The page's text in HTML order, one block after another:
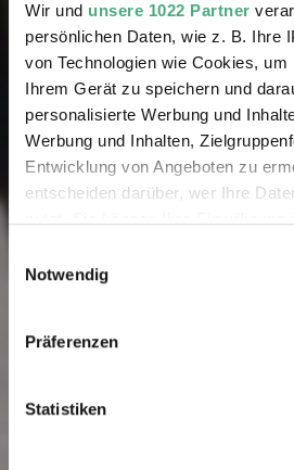
Wir und unsere 1022 Partner
persönlichen Daten, wie z. B. Ihre
von Technologien wie Cookies, um
Ihrem Gerät zu speichern und
personalisierte Werbung und
Werbung und Inhalten,
Entwicklung von Angeboten zu
entscheiden darüber, wer Ihre
Trigger Symbol ändern oder
Informationen über Ihre
Ihr Gerät durch aktives
Erfahren Sie mehr darüber, wie
Notwendig
Präferenzen
Statistiken